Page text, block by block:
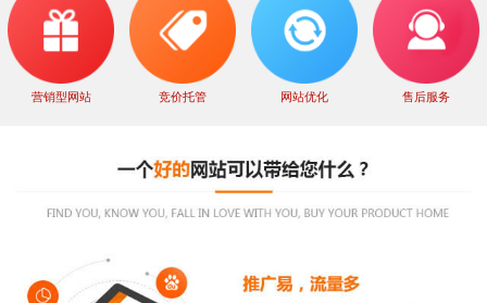
营销型网站 竞价托管 网站优化 售后服务